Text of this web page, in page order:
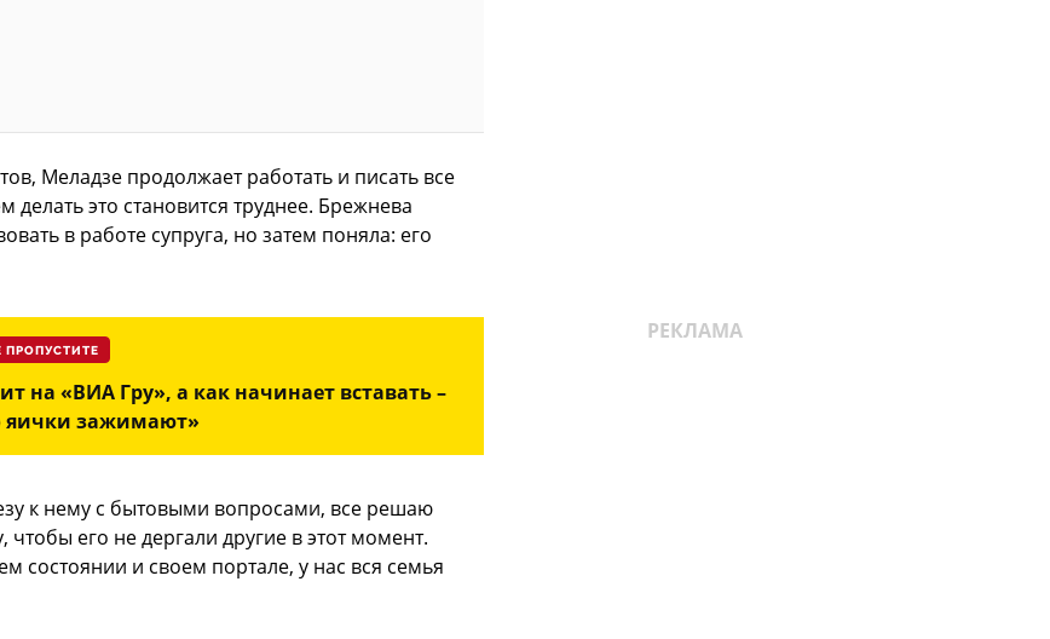
Меладзе продолжает работать и писать все
это становится труднее. Брежнева
в работе супруга, но затем поняла: его
ПРОПУСТИТЕ
на «ВИА Гру», а как начинает вставать –
яички зажимают»
к нему с бытовыми вопросами, все решаю
его не дергали другие в этот момент.
состоянии и своем портале, у нас вся семья